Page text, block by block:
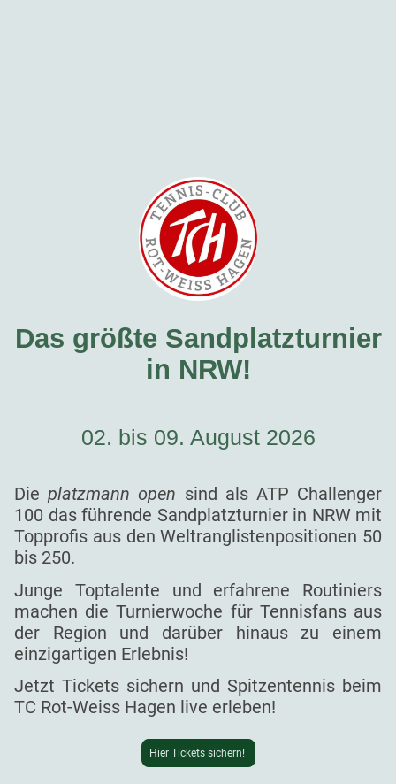
Das größte Sandplatzturnier
in NRW!
02. bis 09. August 2026
Dieplatzmann open sind als ATP Challenger
100 das führende Sandplatzturnier in NRW mit
Topprofis aus den Weltranglistenpositionen 50
bis 250.
Junge Toptalente und erfahrene Routiniers
machen die Turnierwoche für Tennisfans aus
der Region und darüber hinaus zu einem
einzigartigen Erlebnis!
Jetzt Tickets sichern und Spitzentennis beim
TC Rot-Weiss Hagen live erleben!
Hier Tickets sichern!